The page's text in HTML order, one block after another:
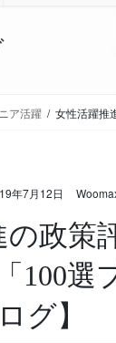
ア活躍 女性活躍推
年7月12日
政策
100選
グ】